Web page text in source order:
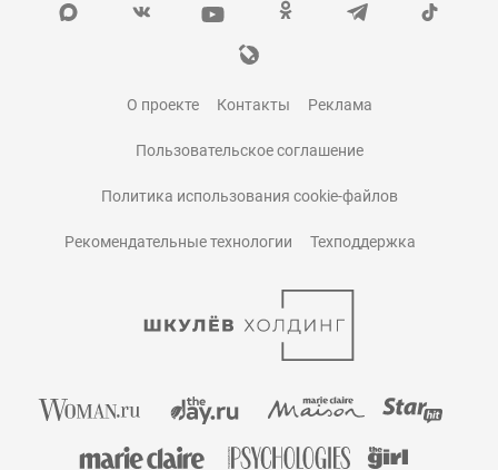
О проекте Контакты Реклама
Пользовательское соглашение
Политика использования cookie-файлов
Рекомендательные технологии Техподдержка